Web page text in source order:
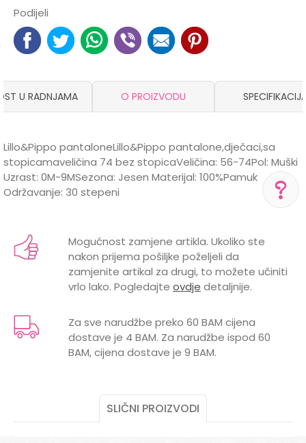
Podijeli
Za više informacija,
pomoć i porudžbine
+387 656-72209
Radno vreme
15:00h
Pišite nam
U RADNJAMA O PROIZVODU
Lillo&Pippo pantaloneLillo&Pippo pantalone,dječaci,sa
stopicamaveličina 74 bez stopicaVeličina: 56-74Pol: Muški
Uzrast: 0M-9MSezona: Jesen Materijal: 100%Pamuk
Održavanje: 30 stepeni
Kategorija
Pantalonice za bebe
Brend
LILLO&PIPPO
0 mjeseci, 3 mjeseci, 6 mjeseci, 9
POL
MUŠKI
Email
Mogućnost zamjene artikla. Ukoliko ste
nakon prijema pošiljke poželjeli da
zamjenite artikal za drugi, to možete učiniti
vrlo lako. Pogledajte ovdje detaljnije.
Za sve narudžbe preko 60 BAM cijena
dostave je 4 BAM. Za narudžbe ispod 60
BAM, cijena dostave je 9 BAM.
SLIČNI PROIZVODI